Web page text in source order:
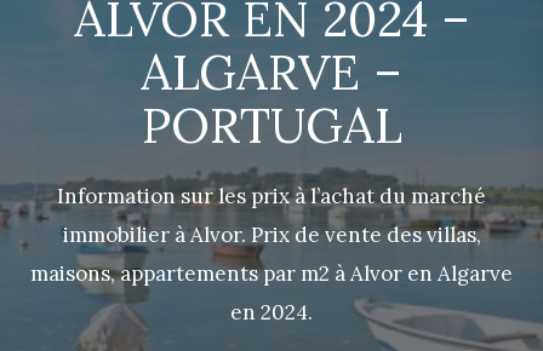
ALVOR EN 2024 –
ALGARVE –
PORTUGAL
Information sur les prix à l’achat du marché
immobilier à Alvor. Prix de vente des villas,
maisons, appartements par m2 à Alvor en Algarve
en 2024.